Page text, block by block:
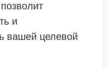
и
вашей целевой